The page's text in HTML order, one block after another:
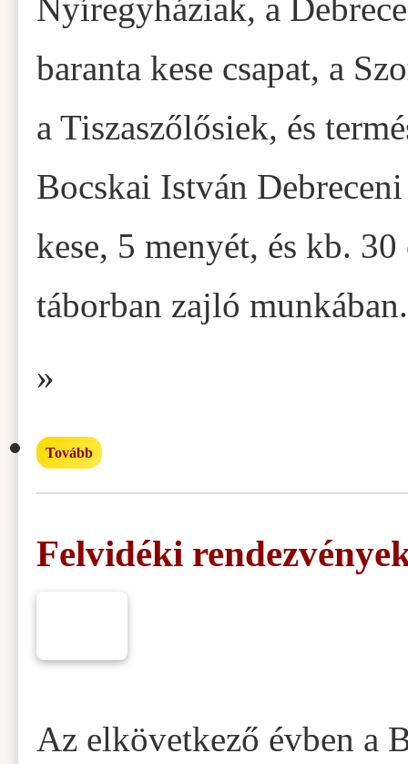
Nyíregyháziak, a
baranta kese csapat, a
a Tiszaszőlősiek, és
Bocskai István
kese, 5 menyét, és kb.
táborban zajló munkában.
»
Tovább
Felvidéki
Az elkövetkező évben a